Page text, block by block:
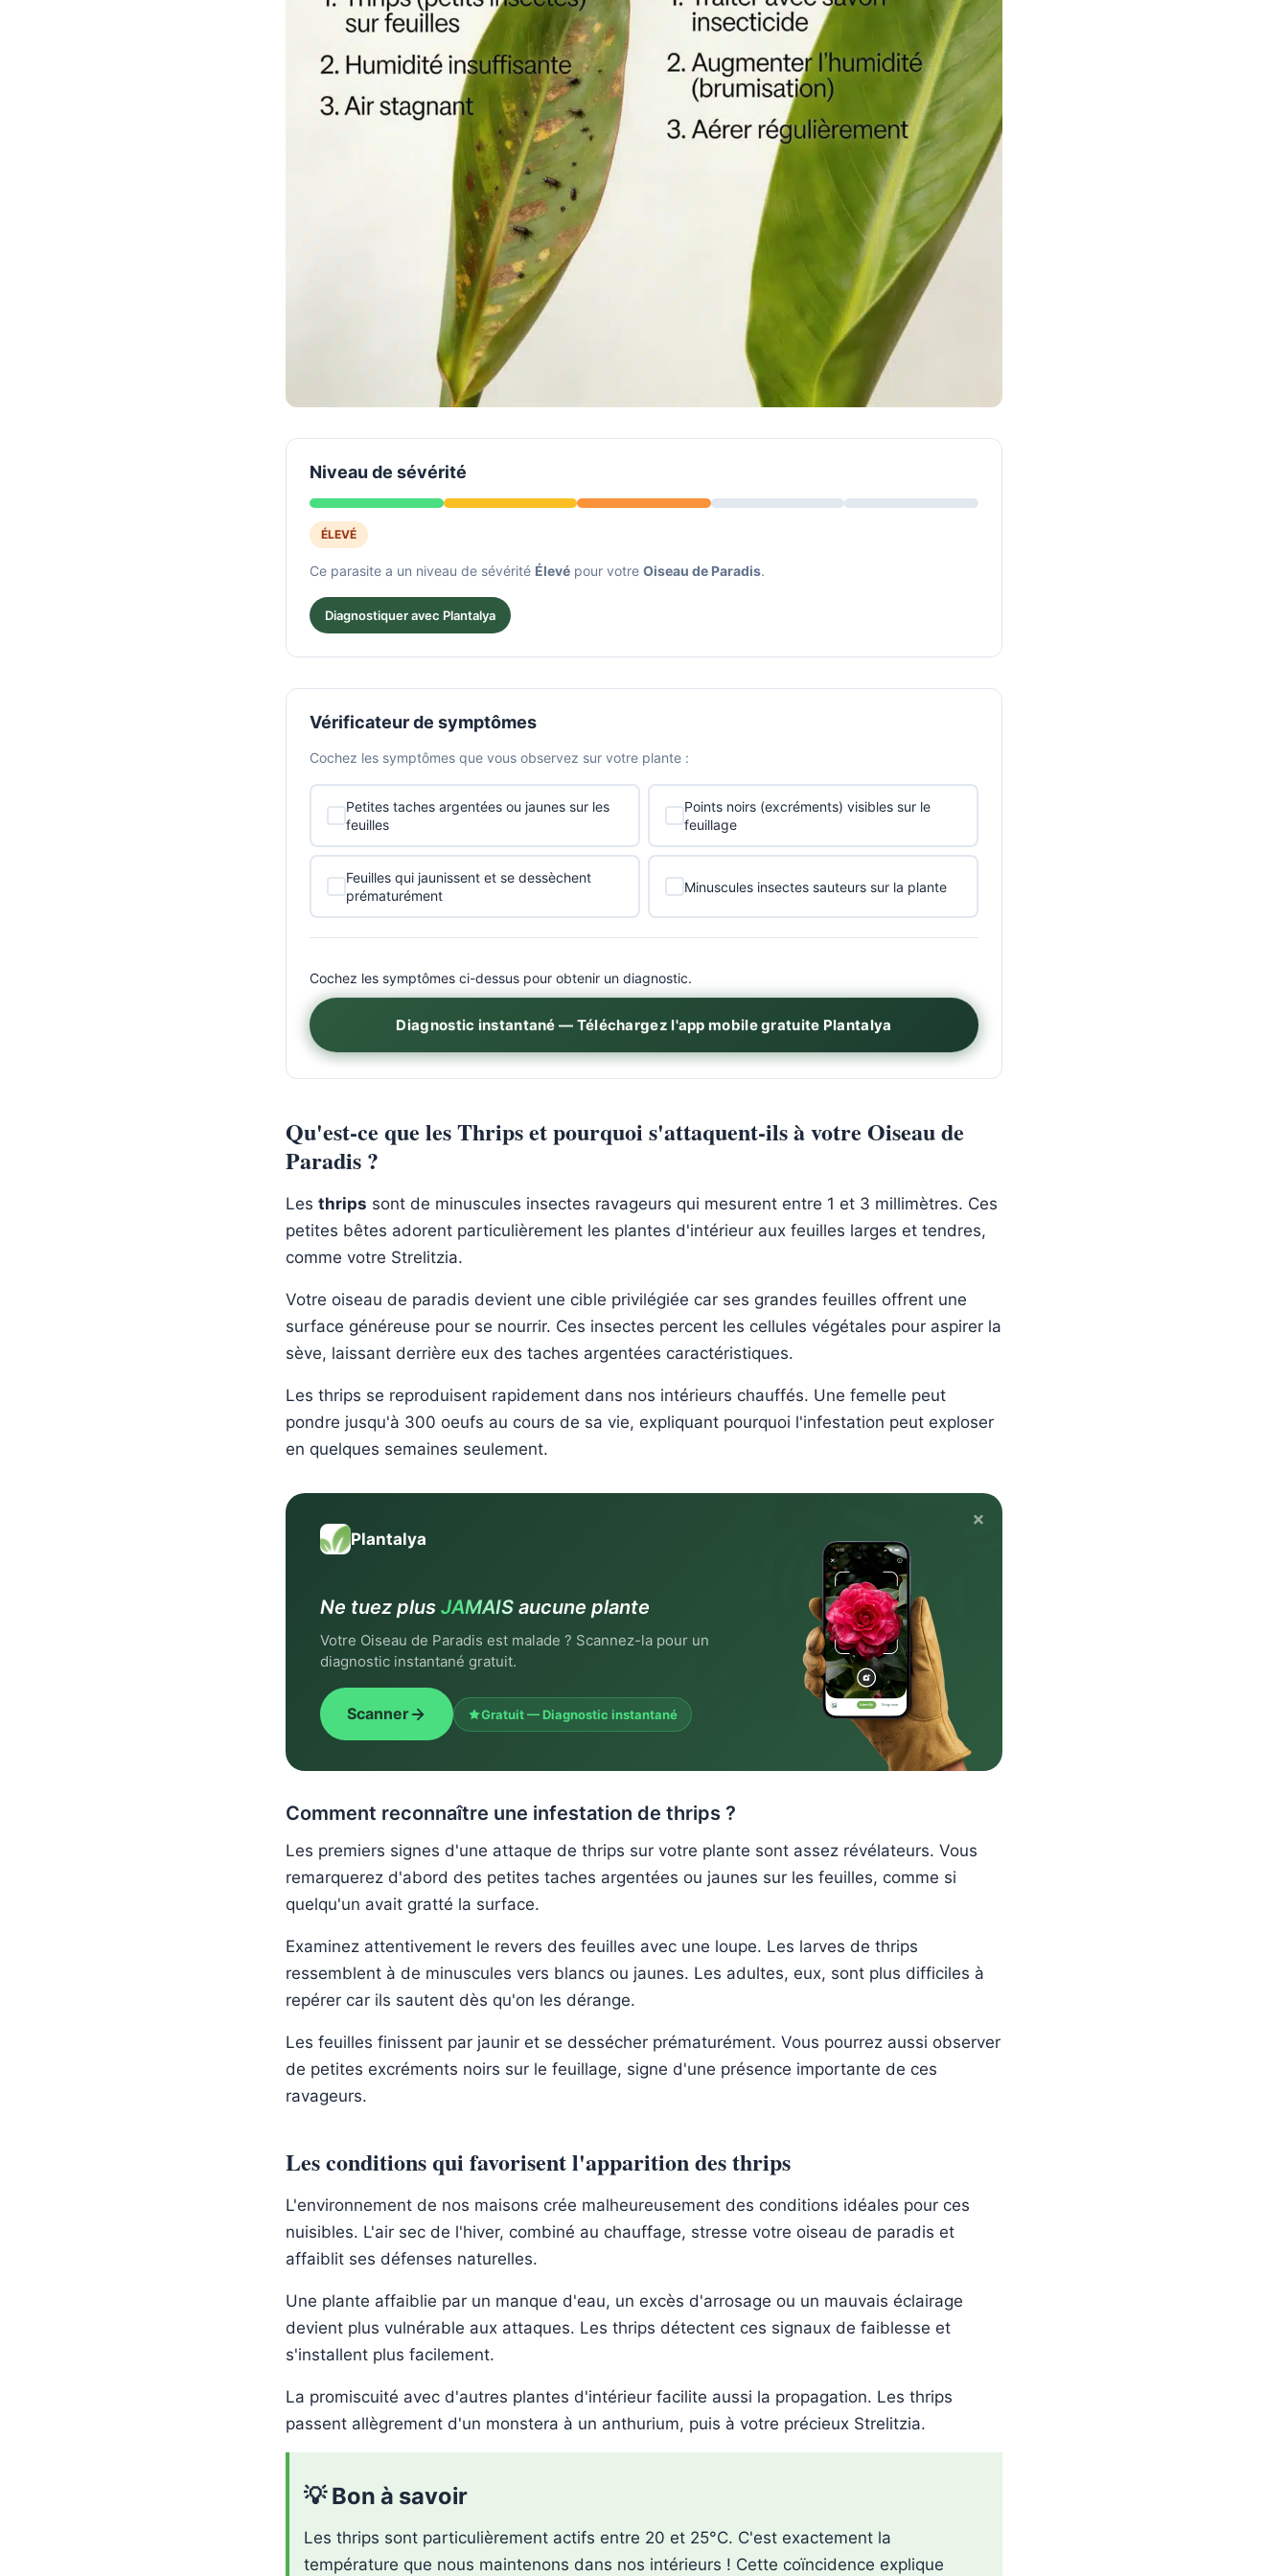
Niveau de sévérité
ÉLEVÉ
Ce parasite a un niveau de sévérité Élevé pour votre Oiseau de Paradis.
Diagnostiquer avec Plantalya
Vérificateur de symptômes
Cochez les symptômes que vous observez sur votre plante :
Petites taches argentées ou jaunes sur les
feuilles
Points noirs (excréments) visibles sur le
feuillage
Feuilles qui jaunissent et se dessèchent
prématurément
Minuscules insectes sauteurs sur la plante
Cochez les symptômes ci-dessus pour obtenir un diagnostic.
Diagnostic instantané — Téléchargez l'app mobile gratuite Plantalya
Qu'est-ce que les Thrips et pourquoi s'attaquent-ils à votre Oiseau de
Paradis ?
Les thrips sont de minuscules insectes ravageurs qui mesurent entre 1 et 3 millimètres. Ces
petites bêtes adorent particulièrement les plantes d'intérieur aux feuilles larges et tendres,
comme votre Strelitzia.
Votre oiseau de paradis devient une cible privilégiée car ses grandes feuilles offrent une
surface généreuse pour se nourrir. Ces insectes percent les cellules végétales pour aspirer la
sève, laissant derrière eux des taches argentées caractéristiques.
Les thrips se reproduisent rapidement dans nos intérieurs chauffés. Une femelle peut
pondre jusqu'à 300 oeufs au cours de sa vie, expliquant pourquoi l'infestation peut exploser
en quelques semaines seulement.
×
Plantalya
Ne tuez plus JAMAIS aucune plante
Votre Oiseau de Paradis est malade ? Scannez-la pour un
diagnostic instantané gratuit.
Scanner Gratuit — Diagnostic instantané
Comment reconnaître une infestation de thrips ?
Les premiers signes d'une attaque de thrips sur votre plante sont assez révélateurs. Vous
remarquerez d'abord des petites taches argentées ou jaunes sur les feuilles, comme si
quelqu'un avait gratté la surface.
Examinez attentivement le revers des feuilles avec une loupe. Les larves de thrips
ressemblent à de minuscules vers blancs ou jaunes. Les adultes, eux, sont plus difficiles à
repérer car ils sautent dès qu'on les dérange.
Les feuilles finissent par jaunir et se dessécher prématurément. Vous pourrez aussi observer
de petites excréments noirs sur le feuillage, signe d'une présence importante de ces
ravageurs.
Les conditions qui favorisent l'apparition des thrips
L'environnement de nos maisons crée malheureusement des conditions idéales pour ces
nuisibles. L'air sec de l'hiver, combiné au chauffage, stresse votre oiseau de paradis et
affaiblit ses défenses naturelles.
Une plante affaiblie par un manque d'eau, un excès d'arrosage ou un mauvais éclairage
devient plus vulnérable aux attaques. Les thrips détectent ces signaux de faiblesse et
s'installent plus facilement.
La promiscuité avec d'autres plantes d'intérieur facilite aussi la propagation. Les thrips
passent allègrement d'un monstera à un anthurium, puis à votre précieux Strelitzia.
💡 Bon à savoir
Les thrips sont particulièrement actifs entre 20 et 25°C. C'est exactement la
température que nous maintenons dans nos intérieurs ! Cette coïncidence explique